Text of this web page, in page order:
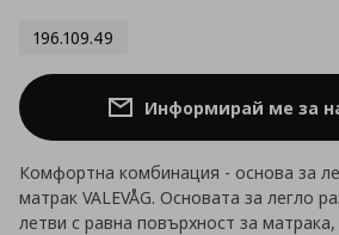
196.109.49
Информирай ме за
Комфортна комбинация - основа за
матрак VALEVÅG. Основата за легло
летви с равна повърхност за